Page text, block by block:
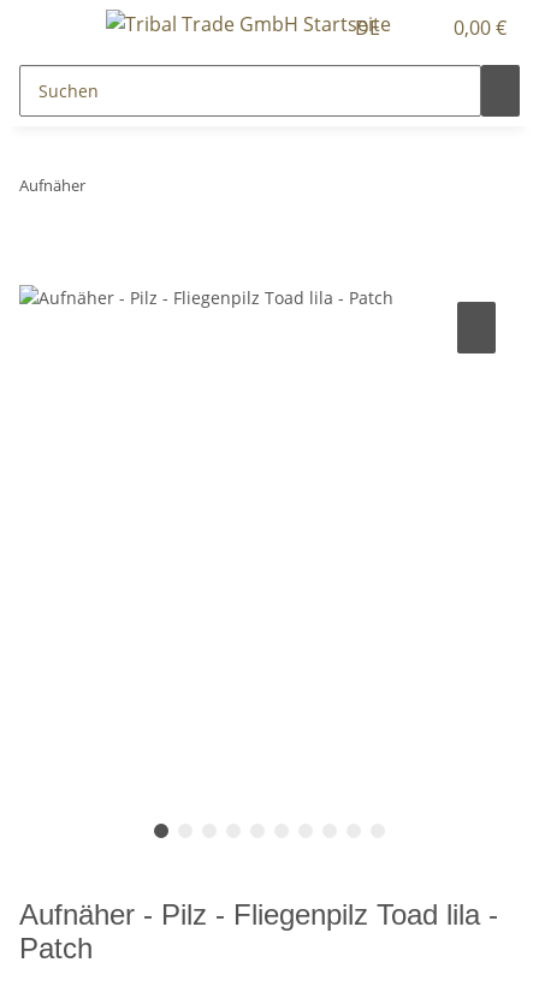
DE 0,00 €
Aufnäher
Aufnäher - Pilz - Fliegenpilz Toad lila -
Patch